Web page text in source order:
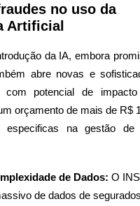
no uso da
Artificial
da IA, embora
abre novas e
potencial de impacto
orçamento de mais de R$
especificas na gestão de
de Dados: O
de dados de